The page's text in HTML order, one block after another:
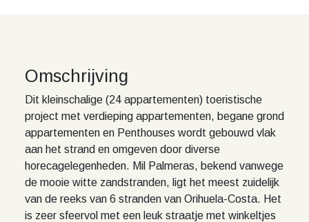
Omschrijving
Dit kleinschalige (24 appartementen) toeristische
project met verdieping appartementen, begane grond
appartementen en Penthouses wordt gebouwd vlak
aan het strand en omgeven door diverse
horecagelegenheden. Mil Palmeras, bekend vanwege
de mooie witte zandstranden, ligt het meest zuidelijk
van de reeks van 6 stranden van Orihuela-Costa. Het
is zeer sfeervol met een leuk straatje met winkeltjes